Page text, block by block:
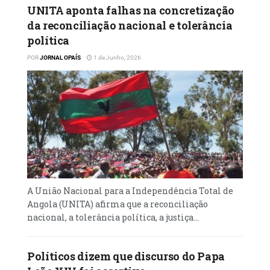
UNITA aponta falhas na concretização
da reconciliação nacional e tolerância
política
PORJORNAL OPAÍS 1 de Junho, 2026
A União Nacional para a Independência Total de
Angola (UNITA) afirma que a reconciliação
nacional, a tolerância política, a justiça...
Políticos dizem que discurso do Papa